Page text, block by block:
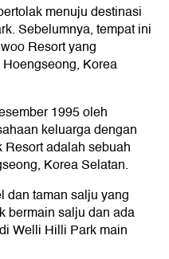
menuju destinasi
Sebelumnya, tempat ini
Resort yang
Korea
1995 oleh
keluarga dengan
adalah sebuah
Korea Selatan.
dan taman salju yang
bermain salju dan ada
Welli Hilli Park main